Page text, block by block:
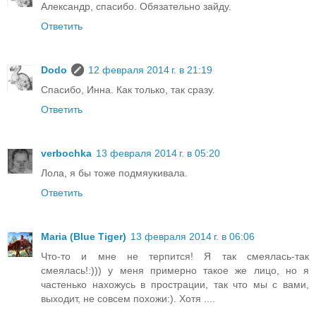
Александр, спасибо. Обязательно зайду.
Ответить
Dodo
12 февраля 2014 г. в 21:19
Спасибо, Инна. Как только, так сразу.
Ответить
verbochka 13 февраля 2014 г. в 05:20
Лола, я бы тоже подмяукивала.
Ответить
Maria (Blue Tiger) 13 февраля 2014 г. в 06:06
Что-то и мне не терпится! Я так смеялась-так
смеялась!:))) у меня примерно такое же лицо, но я
частенько нахожусь в прострации, так что мы с вами,
выходит, не совсем похожи:). Хотя ....